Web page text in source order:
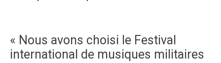
« Nous avons choisi le Festival
international de musiques militaires